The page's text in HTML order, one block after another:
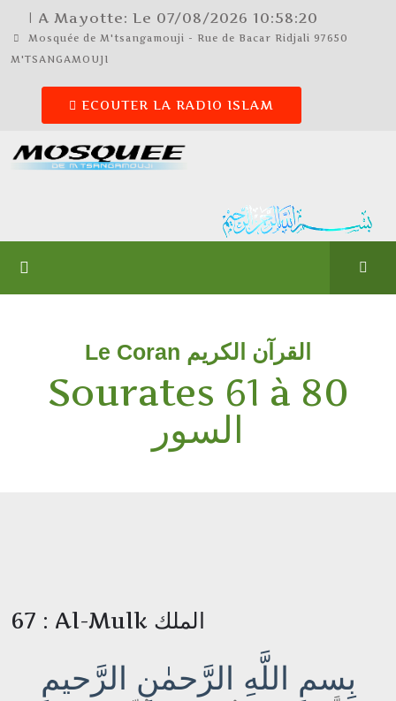
| A Mayotte: Le 07/08/2026 10:58:21
Mosquée de M'tsangamouji - Rue de Bacar Ridjali 97650
M'TSANGAMOUJI
ECOUTER LA RADIO ISLAM
Le Coran القرآن الكريم
Sourates 61 à 80
السور
67 : Al-Mulk الملك
بِسمِ اللَّهِ الرَّحمٰنِ الرَّحيمِ